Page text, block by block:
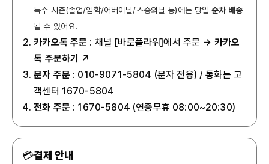
특수 시즌(졸업/입학/어버이날/스승의날 등)에는 당일순차 배송
될 수 있어요.
카카오톡 주문 : 채널 [바로플라워]에서 주문 → 카카오
톡 주문하기 ↗
문자 주문 : 010-9071-5804 (문자 전용) / 통화는 고
객센터 1670-5804
전화 주문 : 1670-5804 (연중무휴 08:00~20:30)
💳결제 안내